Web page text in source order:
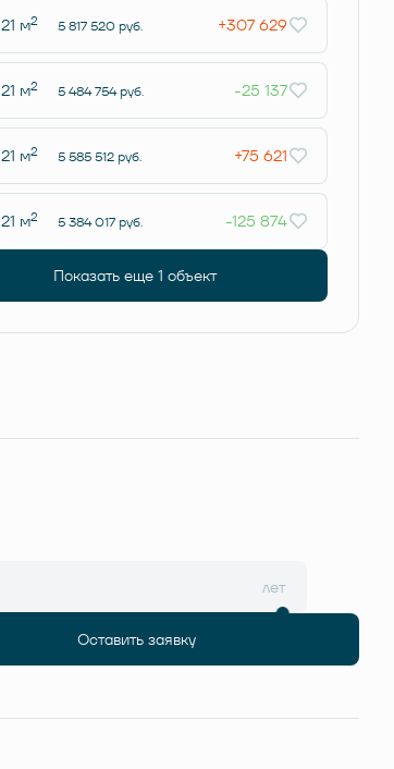
21 м2 5 817 520 руб. +307 629
21 м2 5 484 754 руб. -25 137
21 м2 5 585 512 руб. +75 621
21 м2 5 384 017 руб. -125 874
Показать еще 1 объект
лет
Оставить заявку